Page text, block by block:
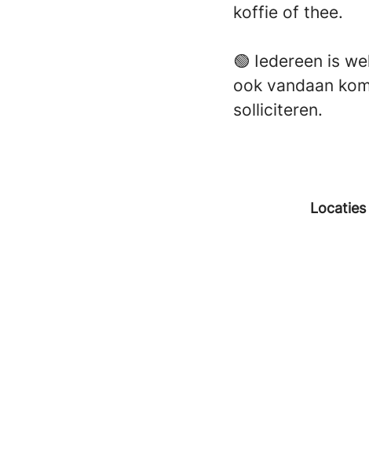
koffie of thee.
🟢 Iedereen is
ook vandaan
solliciteren.
Locaties